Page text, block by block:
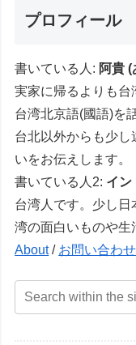
プロフィール
書いている人: 阿貴
実家に帰るよりも台
台湾北京語(國語)を
台北以外からも少し
いをお伝えします。
書いている人2: イン
台湾人です。少し日
湾の面白いものや生
About/ お問い合わ